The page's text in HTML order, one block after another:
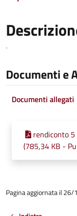
.
Documenti e
Documenti allegati
rendiconto
(785,34 KB -
Pagina aggiornata il